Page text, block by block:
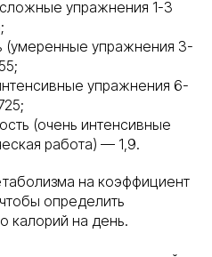
упражнения 1-3
(умеренные упражнения 3-
упражнения 6-
(очень интенсивные
работа) — 1,9.
на коэффициент
определить
калорий на день.